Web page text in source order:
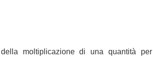
moltiplicazione di una quantità